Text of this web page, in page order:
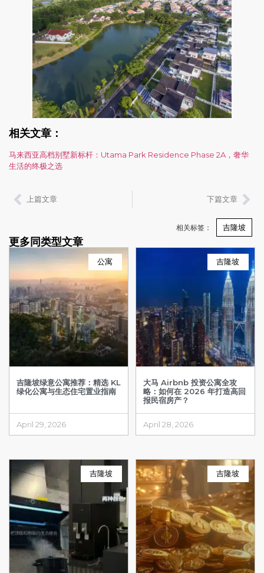
相关文章：
马来西亚高档别墅新标杆：Utama Park Residence Phase 2A，奢华
生活的终极之选
上篇文章 下篇文章
公寓
吉隆坡绿意公寓推荐：精选 KL
绿化公寓与生态住宅置业指南
April 29, 2026
吉隆坡
大马 Airbnb 投资公寓全攻
略：如何在 2026 年打造高回
报民宿房产？
April 28, 2026
吉隆坡 吉隆坡
相关标签： 吉隆坡
更多同类型文章